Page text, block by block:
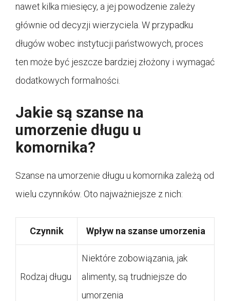
nawet kilka miesięcy, a jej powodzenie zależy
głównie od decyzji wierzyciela. W przypadku
długów wobec instytucji państwowych, proces
ten może być jeszcze bardziej złożony i wymagać
dodatkowych formalności.
Jakie są szanse na
umorzenie długu u
komornika?
Szanse na umorzenie długu u komornika zależą od
wielu czynników. Oto najważniejsze z nich:
Czynnik Wpływ na szanse umorzenia
Rodzaj długu
Niektóre zobowiązania, jak
alimenty, są trudniejsze do
umorzenia